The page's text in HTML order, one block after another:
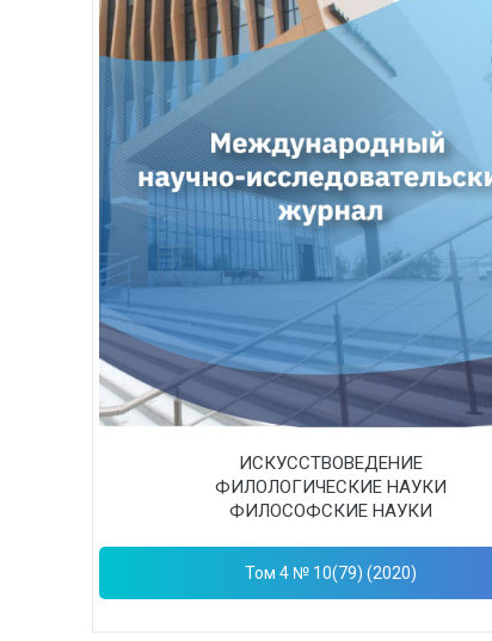
ИСКУССТВОВЕДЕНИЕ
ФИЛОЛОГИЧЕСКИЕ НАУКИ
ФИЛОСОФСКИЕ НАУКИ
Том 4 № 10(79) (2020)